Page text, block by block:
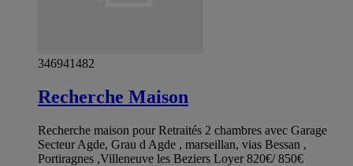
346941482
Recherche Maison
Recherche maison pour Retraités 2 chambres avec Garage
Secteur Agde, Grau d Agde , marseillan, vias Bessan ,
Portiragnes ,Villeneuve les Beziers Loyer 820€/ 850€